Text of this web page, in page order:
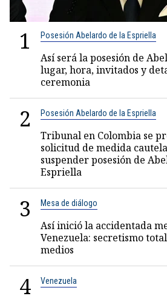
1 Posesión Abelardo de la Espriella
Así será la posesión de
lugar, hora, invitados y
ceremonia
2 Posesión Abelardo de la Espriella
Tribunal en Colombia se
solicitud de medida
suspender posesión de
Espriella
3 Mesa de diálogo
Así inició la accidentada
Venezuela: secretismo
medios
4 Venezuela